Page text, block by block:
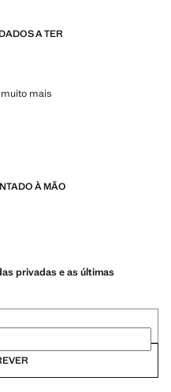
A TER
mais
À MÃO
privadas e as últimas